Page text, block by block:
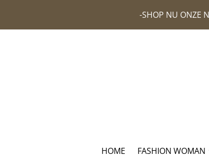
-SHOP NU ONZE
HOME FASHION WOMAN